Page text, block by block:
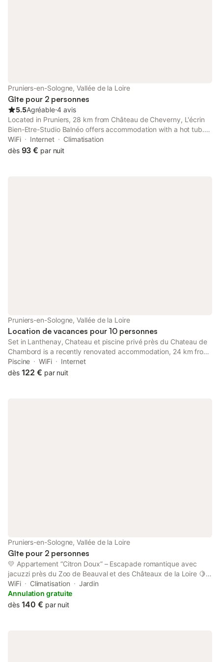
Pruniers-en-Sologne, Vallée de la Loire
Gîte pour 2 personnes
5.5Agréable⋅4 avis
Located in Pruniers, 28 km from Château de Cheverny, L'écrin
Bien-Etre-Studio Balnéo offers accommodation with a hot tub.
This property offers access to a terrace, free private parking
and free WiFi.
WiFi Internet
Climatisation
dès 93 € par nuit
Pruniers-en-Sologne, Vallée de la Loire
Location de vacances pour 10 personnes
Set in Lanthenay, Chateau et piscine privé près du Chateau de
Chambord is a recently renovated accommodation, 24 km from
Château de Cheverny and 28 km from Chateau de Villesavin.
Piscine WiFi
Internet
dès 122 € par nuit
Pruniers-en-Sologne, Vallée de la Loire
Gîte pour 2 personnes
💛 Appartement “Citron Doux” – Escapade romantique avec
jacuzzi près du Zoo de Beauval et des Châteaux de la Loire 🍋
Venez vivre une parenthèse hors du temps dans notre
appartement Citron Doux, un véritable cocon romantique situé à
proximité du Zoo de Beauval et des majestueux Châteaux de la
WiFi Climatisation
Jardin
Annulation gratuite
dès 140 € par nuit